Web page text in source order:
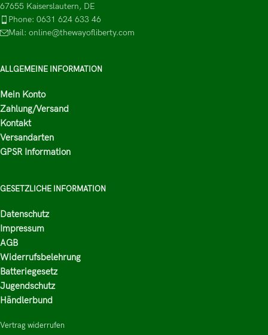
67655 Kaiserslautern, DE
Phone: 0631 624 633 46
Mail: online@thewayofliberty.com
ALLGEMEINE INFORMATION
Mein Konto
Zahlung/Versand
Kontakt
Versandarten
GPSR Information
GESETZLICHE INFORMATION
Datenschutz
Impressum
AGB
Widerrufsbelehrung
Batteriegesetz
Jugendschutz
Händlerbund
Vertrag widerrufen